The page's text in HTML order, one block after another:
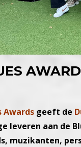
Awards geeft de
leveren aan de
muzikanten,